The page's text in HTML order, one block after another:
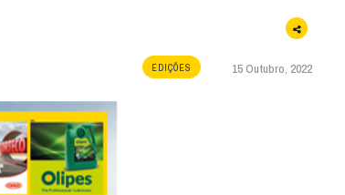
EDIÇÕES 15 Outubro, 2022